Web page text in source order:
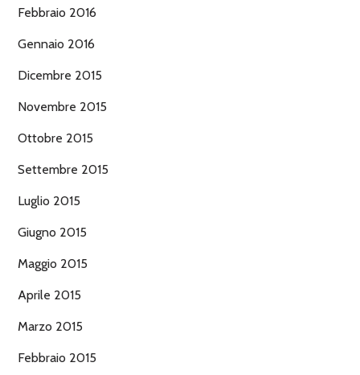
Febbraio 2016
Gennaio 2016
Dicembre 2015
Novembre 2015
Ottobre 2015
Settembre 2015
Luglio 2015
Giugno 2015
Maggio 2015
Aprile 2015
Marzo 2015
Febbraio 2015